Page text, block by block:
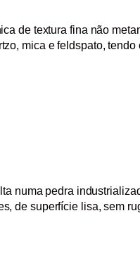
de textura fina não
mica e feldspato, tendo
numa pedra
de superfície lisa, sem